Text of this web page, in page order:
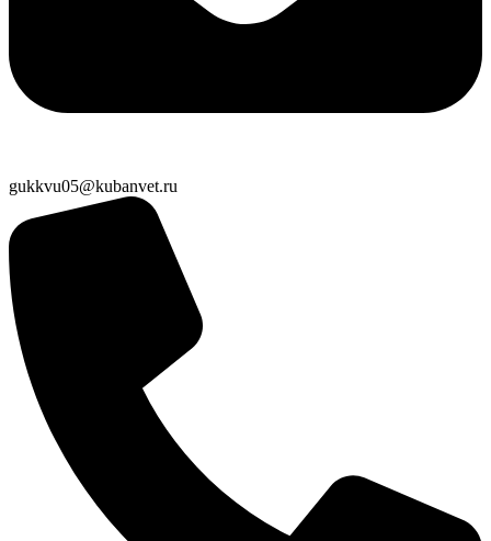
gukkvu05@kubanvet.ru